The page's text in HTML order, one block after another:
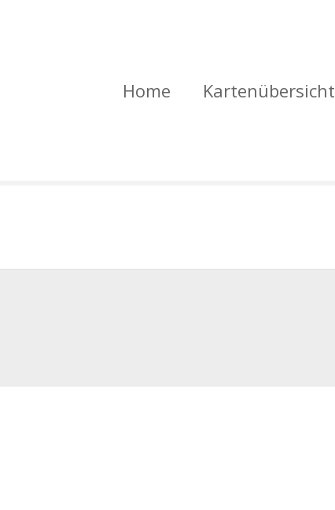
Home Kartenübersicht